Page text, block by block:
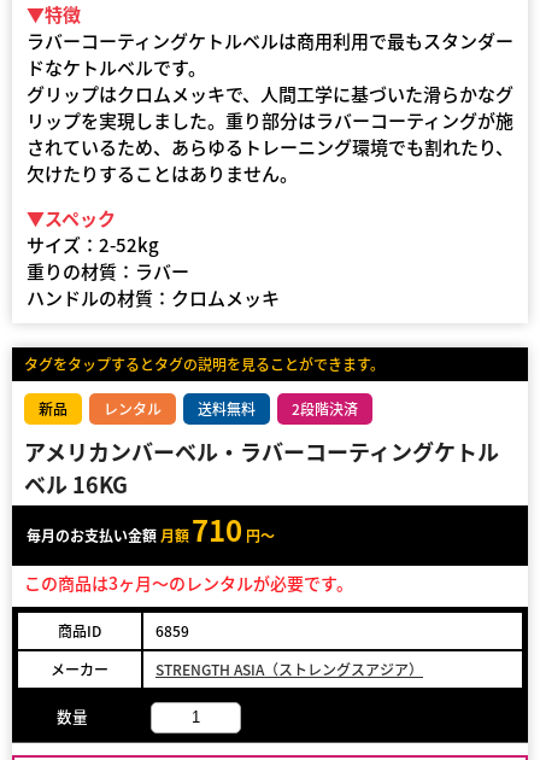
▼特徴
ラバーコーティングケトルベルは商用利用で最もスタンダー
ドなケトルベルです。
グリップはクロムメッキで、人間工学に基づいた滑らかなグ
リップを実現しました。重り部分はラバーコーティングが施
されているため、あらゆるトレーニング環境でも割れたり、
欠けたりすることはありません。
▼スペック
サイズ：2-52kg
重りの材質：ラバー
ハンドルの材質：クロムメッキ
タグをタップするとタグの説明を見ることができます。
新品 レンタル 送料無料 2段階決済
アメリカンバーベル・ラバーコーティングケトル
ベル 16KG
毎月のお支払い金額 月額710 円～
この商品は3ヶ月～のレンタルが必要です。
商品ID
6859
メーカー
STRENGTH ASIA（ストレングスアジア）
数量